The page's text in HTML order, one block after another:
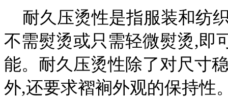
耐久压烫性是指服装和纺
不需熨烫或只需轻微熨烫,即
能。耐久压烫性除了对尺寸
外,还要求褶裥外观的保持性